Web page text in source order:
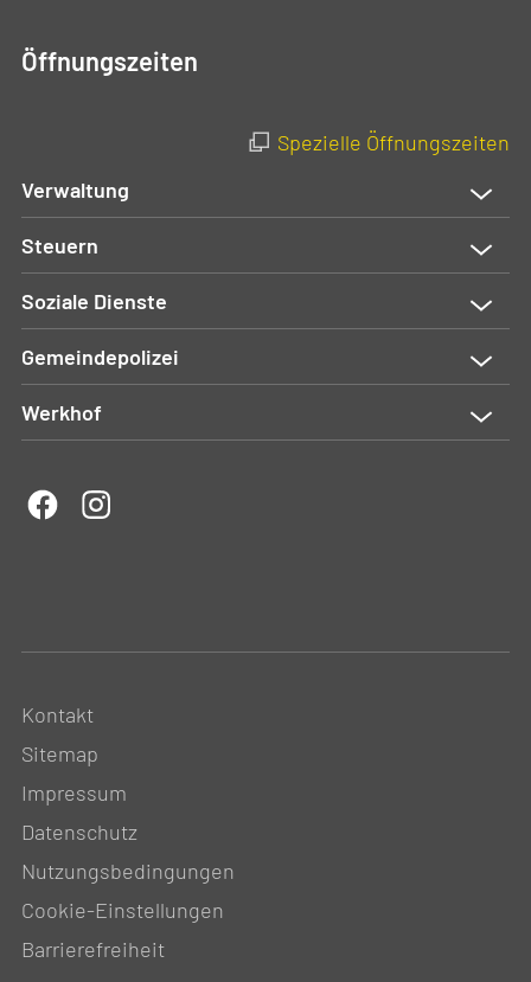
Öffnungszeiten
Spezielle Öffnungszeiten
Verwaltung
Steuern
Soziale Dienste
Gemeindepolizei
Werkhof
Kontakt
Sitemap
Impressum
Datenschutz
Nutzungsbedingungen
Cookie-Einstellungen
Barrierefreiheit